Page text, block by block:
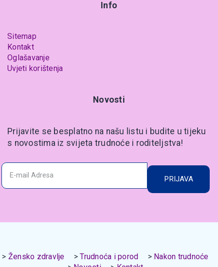
Info
Sitemap
Kontakt
Oglašavanje
Uvjeti korištenja
Novosti
Prijavite se besplatno na našu listu i budite u tijeku
s novostima iz svijeta trudnoće i roditeljstva!
PRIJAVA
Žensko zdravlje Trudnoća i porod
Nakon trudnoće